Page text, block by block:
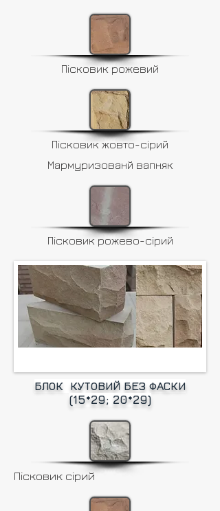
Пісковик рожевий
Пісковик жовто-сірий
Мармуризованй вапняк
Пісковик рожево-сірий
БЛОК КУТОВИЙ БЕЗ ФАСКИ
(15*29; 20*29)
Пісковик сірий